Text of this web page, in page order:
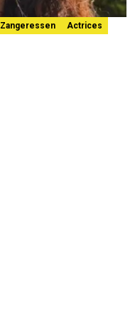
Zangeressen
Actrices